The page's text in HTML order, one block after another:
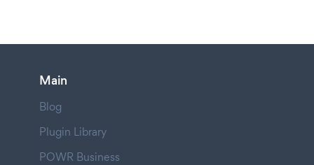
Main
Blog
Plugin Library
POWR Business